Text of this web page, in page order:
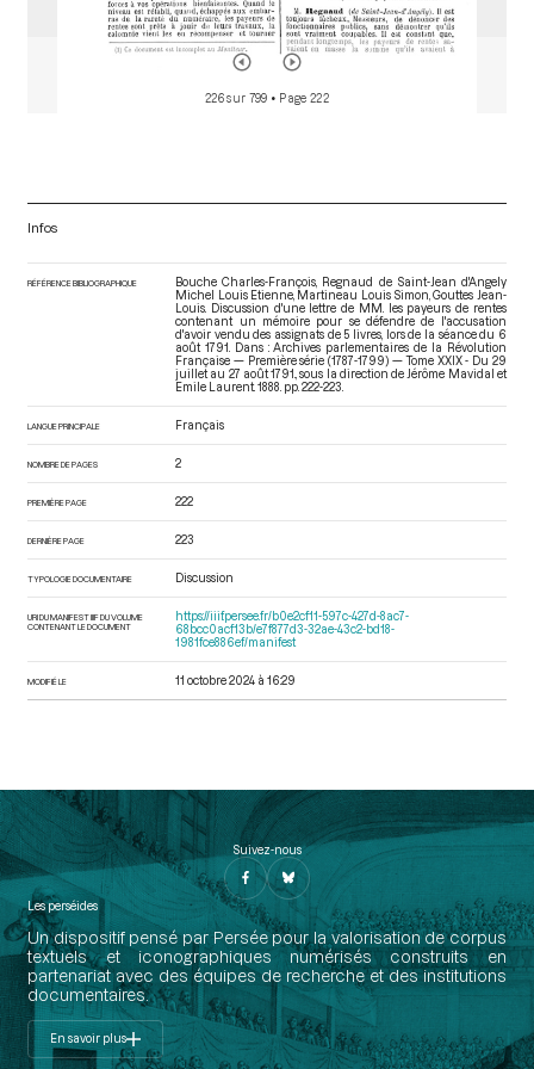
226 sur 799 • Page 222
Infos
RÉFÉRENCE BIBLIOGRAPHIQUE
Bouche Charles-François, Regnaud de Saint-Jean d'Angely
Michel Louis Etienne, Martineau Louis Simon, Gouttes Jean-
Louis. Discussion d'une lettre de MM. les payeurs de rentes
contenant un mémoire pour se défendre de l'accusation
d'avoir vendu des assignats de 5 livres, lors de la séance du 6
août 1791. Dans : Archives parlementaires de la Révolution
Française — Première série (1787-1799) — Tome XXIX - Du 29
juillet au 27 août 1791. , sous la direction de Jérôme Mavidal et
Emile Laurent. 1888. pp. 222-223.
LANGUE PRINCIPALE Français
NOMBRE DE PAGES 2
PREMIÈRE PAGE 222
DERNIÈRE PAGE 223
TYPOLOGIE DOCUMENTAIRE Discussion
URI DU MANIFEST IIIF DU VOLUME
CONTENANT LE DOCUMENT
https://iiif.persee.fr/b0e2cf11-597c-427d-8ac7-
68bcc0acf13b/e7f877d3-32ae-43c2-bd18-
1981fce886ef/manifest
MODIFIÉ LE 11 octobre 2024 à 16:29
Suivez-nous
Les perséides
Un dispositif pensé par Persée pour la valorisation de corpus
textuels et iconographiques numérisés construits en
partenariat avec des équipes de recherche et des institutions
documentaires.
En savoir plus